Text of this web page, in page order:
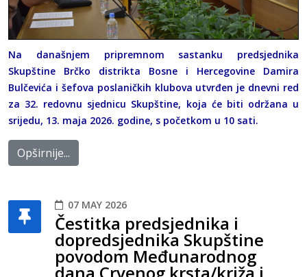
Na današnjem pripremnom sastanku predsjednika
Skupštine Brčko distrikta Bosne i Hercegovine Damira
Bulčevića i šefova poslaničkih klubova utvrđen je dnevni red
za 32. redovnu sjednicu Skupštine, koja će biti održana u
srijedu, 13. maja 2026. godine, s početkom u 10 sati.
Opširnije...
07 MAY 2026
Čestitka predsjednika i
dopredsjednika Skupštine
povodom Međunarodnog
dana Crvenog krsta/križa i